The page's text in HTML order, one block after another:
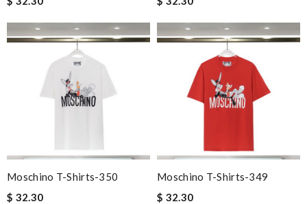
Moschino T-Shirts-350
$ 32.30
Moschino T-Shirts-349
$ 32.30